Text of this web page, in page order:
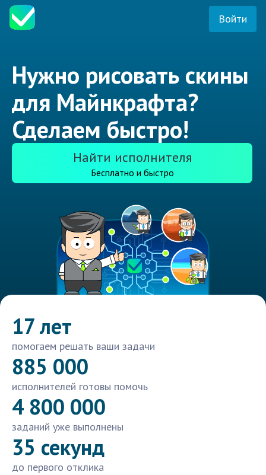
Войти
Нужно рисовать скины
для Майнкрафта?
Сделаем быстро!
Найти исполнителя
Бесплатно и быстро
17 лет
помогаем решать ваши задачи
885 000
исполнителей готовы помочь
4 800 000
заданий уже выполнены
35 секунд
до первого отклика